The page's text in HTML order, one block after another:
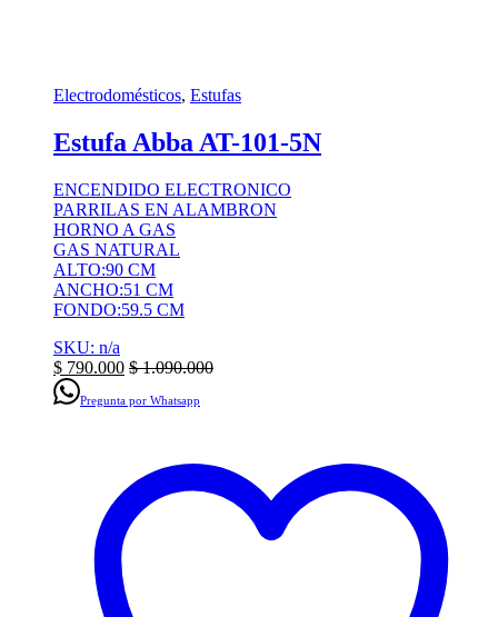
Electrodomésticos, Estufas
Estufa Abba AT-101-5N
ENCENDIDO ELECTRONICO
PARRILAS EN ALAMBRON
HORNO A GAS
GAS NATURAL
ALTO:90 CM
ANCHO:51 CM
FONDO:59.5 CM
SKU: n/a
$ 790.000 $1.090.000
Pregunta por Whatsapp